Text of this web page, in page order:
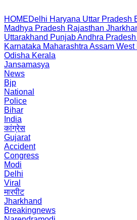
HOMEDelhi Haryana Uttar Pradesh
Madhya Pradesh Rajasthan
Uttarakhand PunjabAndhra Pradesh
Karnataka Maharashtra Assam West
Odisha Kerala
Jansamasya
News
Bjp
National
Police
Bihar
India
कांग्रेस
Gujarat
Accident
Congress
Modi
Delhi
Viral
मारपीट
Jharkhand
Breakingnews